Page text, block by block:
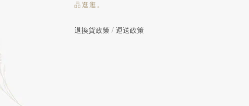
品逛逛。
退換貨政策 / 運送政策